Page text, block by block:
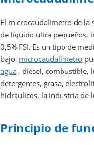
El microcaudalímetro de la
de líquido ultra pequeños,
0,5% FSI. Es un tipo de
bajo. microcaudalímetro
agua , diésel, combustible,
detergentes, grasa,
hidráulicos, la industria de
Principio de